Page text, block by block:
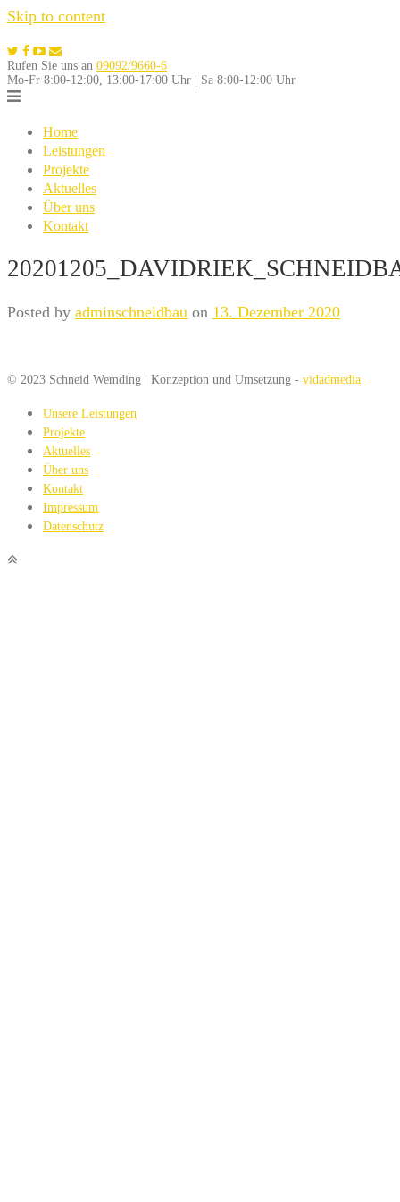
Skip to content
Rufen Sie uns an 09092/9660-6
Mo-Fr 8:00-12:00, 13:00-17:00 Uhr | Sa 8:00-12:00 Uhr
Home
Leistungen
Projekte
Aktuelles
Über uns
Kontakt
Posted by adminschneidbau on 13. Dezember 2020
© 2023 Schneid Wemding | Konzeption und Umsetzung - vidadmedia
Unsere Leistungen
Projekte
Aktuelles
Über uns
Kontakt
Impressum
Datenschutz